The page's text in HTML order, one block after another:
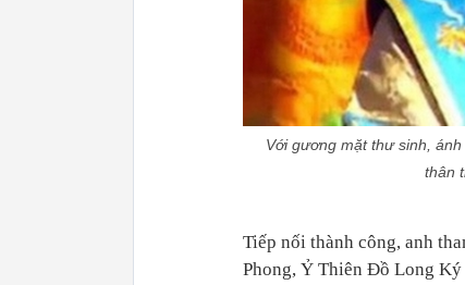
Với gương mặt thư sinh,
thân
Tiếp nối thành công, anh
Phong, Ỷ Thiên Đồ Long